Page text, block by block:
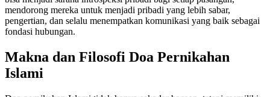
mendorong mereka untuk menjadi pribadi yang lebih sabar,
pengertian, dan selalu menempatkan komunikasi yang baik sebagai
fondasi hubungan.
Makna dan Filosofi Doa Pernikahan
Islami